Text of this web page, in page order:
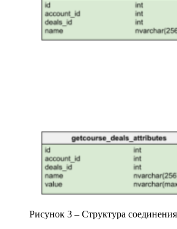
Рисунок 3 – Структура